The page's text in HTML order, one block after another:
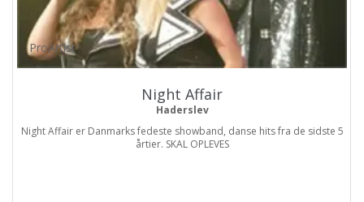
ProArtist
Night Affair
Haderslev
Night Affair er Danmarks fedeste showband, danse hits fra de sidste 5
årtier. SKAL OPLEVES